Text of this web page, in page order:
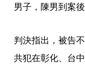
男子，陳男到案後
判決指出，被告
共犯在彰化、台